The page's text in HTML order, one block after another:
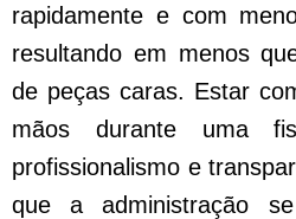
rapidamente e com
resultando em menos
de peças caras. Estar
mãos durante uma
profissionalismo e
que a administração